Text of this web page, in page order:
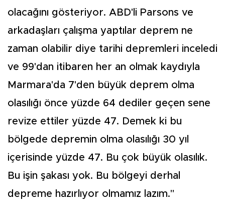
olacağını gösteriyor. ABD'li Parsons ve
arkadaşları çalışma yaptılar deprem ne
zaman olabilir diye tarihi depremleri inceledi
ve 99'dan itibaren her an olmak kaydıyla
Marmara'da 7'den büyük deprem olma
olasılığı önce yüzde 64 dediler geçen sene
revize ettiler yüzde 47. Demek ki bu
bölgede depremin olma olasılığı 30 yıl
içerisinde yüzde 47. Bu çok büyük olasılık.
Bu işin şakası yok. Bu bölgeyi derhal
depreme hazırlıyor olmamız lazım."